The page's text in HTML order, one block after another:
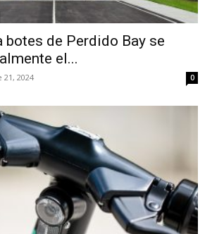
botes de Perdido Bay se
el...
21, 2024 0